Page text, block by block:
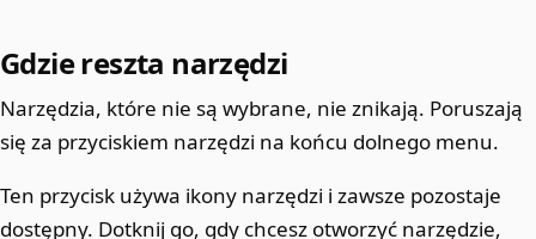
Gdzie reszta narzędzi
Narzędzia, które nie są wybrane, nie znikają. Poruszają
się za przyciskiem narzędzi na końcu dolnego menu.
Ten przycisk używa ikony narzędzi i zawsze pozostaje
dostępny. Dotknij go, gdy chcesz otworzyć narzędzie,